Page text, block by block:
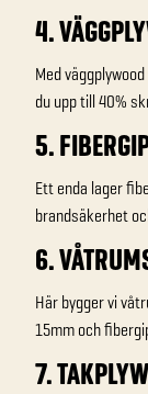
4.
Med
du upp till 40%
5.
Ett enda lager
brandsäkerhet
6.
Här bygger vi
15mm och
7.